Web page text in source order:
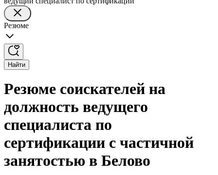
Резюме
Найти
Резюме соискателей на
должность ведущего
специалиста по
сертификации с частичной
занятостью в Белово